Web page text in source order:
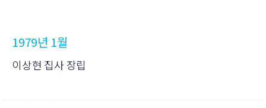
1979년 1월
이상현 집사 장립